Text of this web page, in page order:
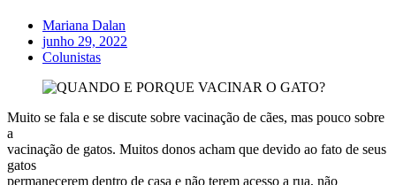
Mariana Dalan
junho 29, 2022
Colunistas
Muito se fala e se discute sobre vacinação de cães, mas pouco sobre
a
vacinação de gatos. Muitos donos acham que devido ao fato de seus
gatos
permanecerem dentro de casa e não terem acesso a rua, não